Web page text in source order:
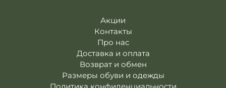
Акции
Контакты
Про нас
Доставка и оплата
Возврат и обмен
Размеры обуви и одежды
Политика конфиденциальности